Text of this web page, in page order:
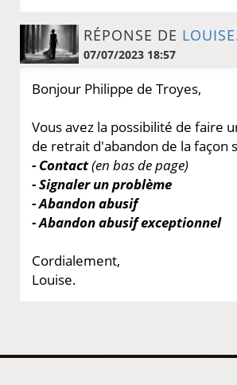
RÉPONSE DE
07/07/2023 18:57
Bonjour Philippe de Troyes,
Vous avez la possibilité de faire
de retrait d'abandon de la façon
- Contact(en bas de page)
- Signaler un problème
- Abandon abusif
- Abandon abusif exceptionnel
Cordialement,
Louise.